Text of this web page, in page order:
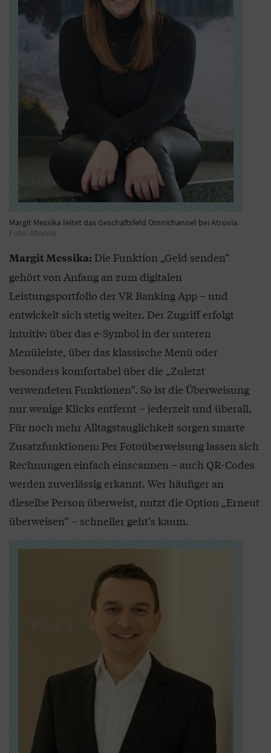
Margit Messika leitet das Geschäftsfeld Omnichannel bei Atruvia.
Foto: Atruvia
Margit Messika: Die Funktion „Geld senden“
gehört von Anfang an zum digitalen
Leistungsportfolio der VR Banking App – und
entwickelt sich stetig weiter. Der Zugriff erfolgt
intuitiv: über das e-Symbol in der unteren
Menüleiste, über das klassische Menü oder
besonders komfortabel über die „Zuletzt
verwendeten Funktionen“. So ist die Überweisung
nur wenige Klicks entfernt – jederzeit und überall.
Für noch mehr Alltagstauglichkeit sorgen smarte
Zusatzfunktionen: Per Fotoüberweisung lassen sich
Rechnungen einfach einscannen – auch QR-Codes
werden zuverlässig erkannt. Wer häufiger an
dieselbe Person überweist, nutzt die Option „Erneut
überweisen“ – schneller geht’s kaum.